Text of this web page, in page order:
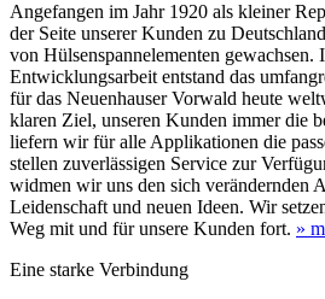
Angefangen im Jahr 1920 als kleiner
der Seite unserer Kunden zu
von Hülsenspannelementen
Entwicklungsarbeit entstand das
für das Neuenhauser Vorwald heute
klaren Ziel, unseren Kunden immer die
liefern wir für alle Applikationen die
stellen zuverlässigen Service zur
widmen wir uns den sich verändernden
Leidenschaft und neuen Ideen. Wir
Weg mit und für unsere Kunden fort. »
Eine starke Verbindung